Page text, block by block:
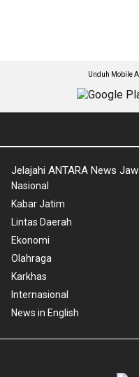
Unduh Mobile
Jelajahi ANTARA News
Nasional
Kabar Jatim
Lintas Daerah
Ekonomi
Olahraga
Karkhas
Internasional
News in English